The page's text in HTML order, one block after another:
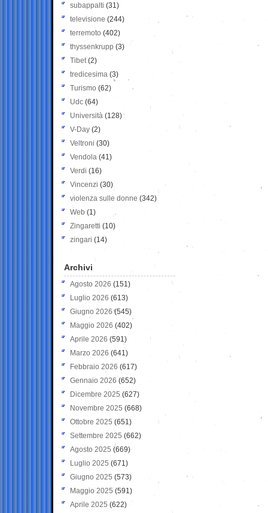
subappalti (31)
televisione(244)
terremoto (402)
thyssenkrupp (3)
Tibet(2)
tredicesima (3)
Turismo (62)
Udc (64)
Università (128)
V-Day (2)
Veltroni (30)
Vendola (41)
Verdi (16)
Vincenzi (30)
violenza sulle donne (342)
Web (1)
Zingaretti (10)
zingari (14)
Archivi
Agosto 2026 (151)
Luglio 2026 (613)
Giugno 2026 (545)
Maggio 2026 (402)
Aprile 2026 (591)
Marzo 2026 (641)
Febbraio 2026 (617)
Gennaio 2026 (652)
Dicembre 2025 (627)
Novembre 2025 (668)
Ottobre 2025 (651)
Settembre 2025 (662)
Agosto 2025 (669)
Luglio 2025 (671)
Giugno 2025 (573)
Maggio 2025 (591)
Aprile 2025 (622)